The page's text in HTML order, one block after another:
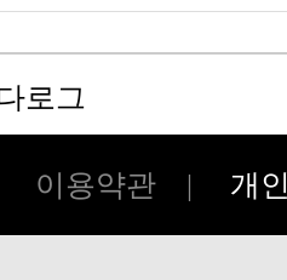
로그
테크 쇼핑몰 오픈!!
이용약관 | 개